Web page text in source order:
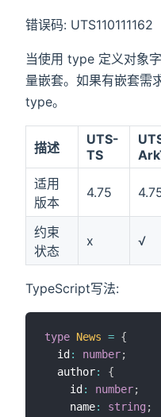
错误码: UTS110111162
当使用 type 定义对象
量嵌套。如果有嵌套需
type。
描述
UTS-
TS
适用
版本
4.75
约束
状态
x √
TypeScript写法:
type News = {
  id
: number;
  author
:
{
    id
: number;
    name
: string ;